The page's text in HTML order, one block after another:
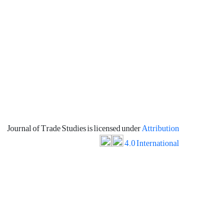
Journal of Trade Studies is licensed underAttribution
4.0 International